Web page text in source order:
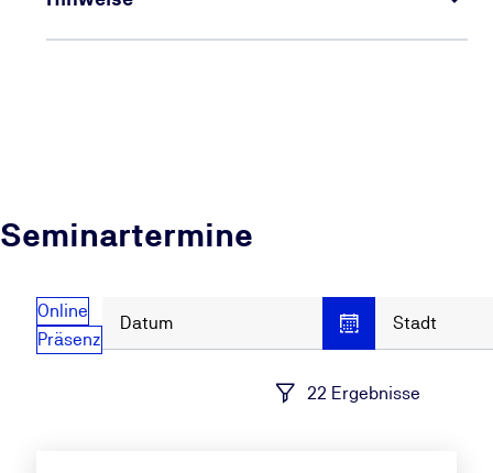
Seminartermine
Online
Präsenz
Datum Stadt
22 Ergebnisse